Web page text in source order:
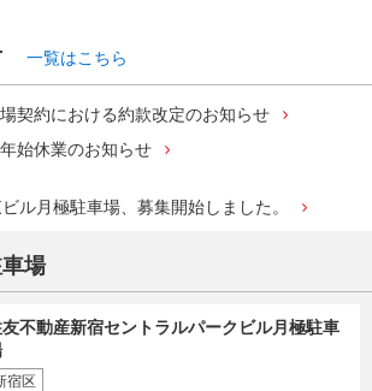
一覧はこちら
契約における約款改定のお知らせ
始休業のお知らせ
ル月極駐車場、募集開始しました。
場
不動産新宿セントラルパークビル月極駐車
宿区